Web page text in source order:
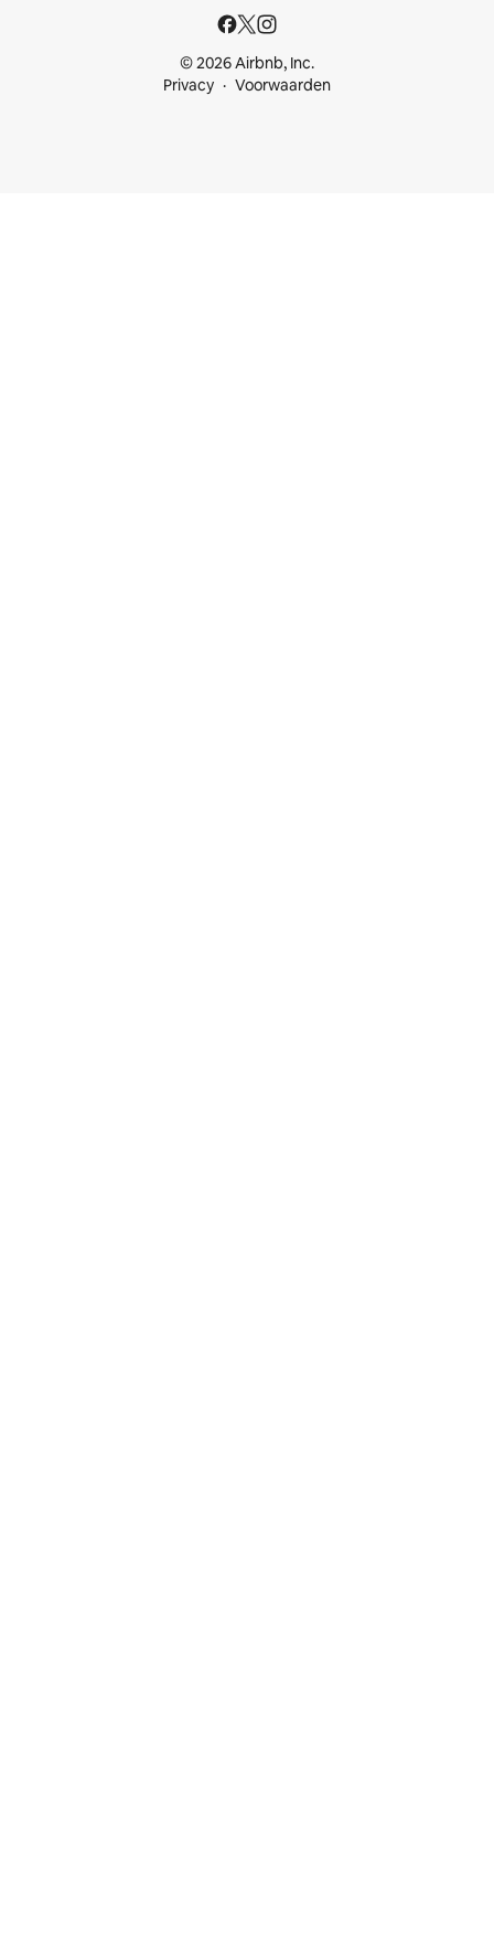
© 2026 Airbnb, Inc.
Privacy
Voorwaarden